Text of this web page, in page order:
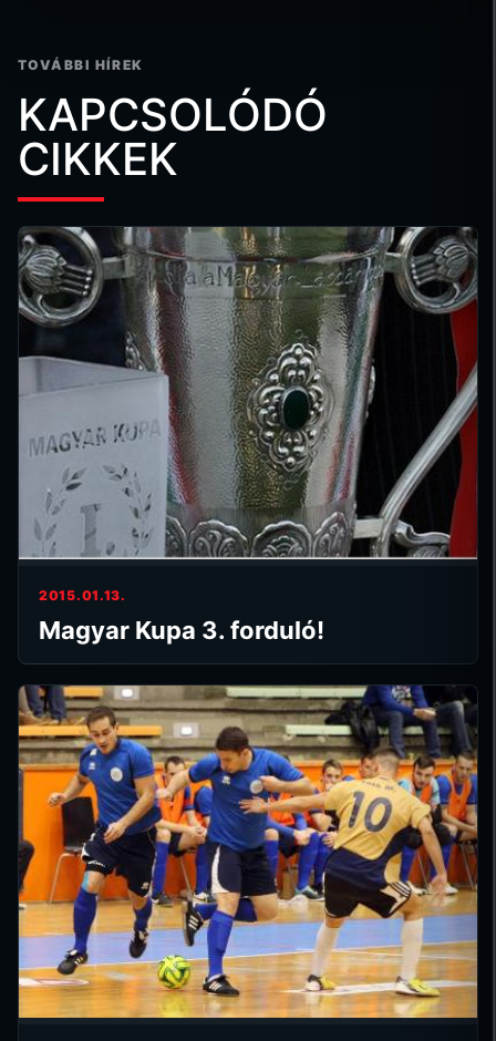
TOVÁBBI HÍREK
KAPCSOLÓDÓ
CIKKEK
2015.01.13.
Magyar Kupa 3. forduló!